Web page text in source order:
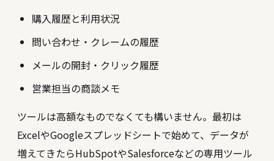
購入履歴と利用状況
問い合わせ・クレームの履歴
メールの開封・クリック履歴
営業担当の商談メモ
ツールは高額なものでなくても構いません。最初は
ExcelやGoogleスプレッドシートで始めて、データが
増えてきたらHubSpotやSalesforceなどの専用ツール